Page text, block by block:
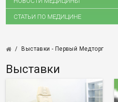
СТАТЬИ ПО МЕДИЦИНЕ
/ Выставки - Первый Медторг
Выставки